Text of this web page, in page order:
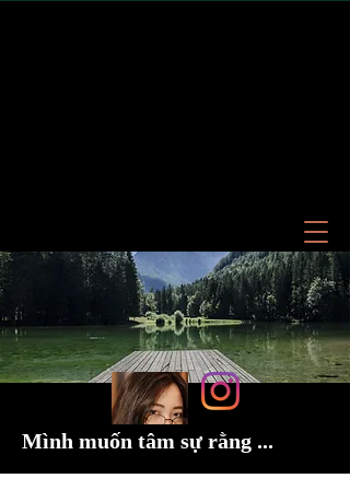
Mình muốn tâm sự rằng ...